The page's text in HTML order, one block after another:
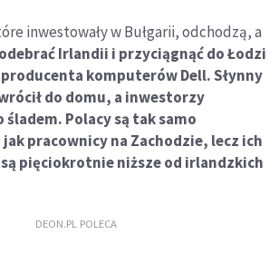
inwestowały w Bułgarii, odchodzą, a
Irlandii i przyciągnąć do Łodzi
komputerów Dell. Słynny
do domu, a inwestorzy
Polacy są tak samo
pracownicy na Zachodzie, lecz ich
pięciokrotnie niższe od irlandzkich
DEON.PL POLECA